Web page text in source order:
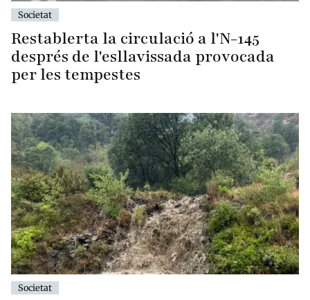
Societat
Restablerta la circulació a l'N-145
després de l'esllavissada provocada
per les tempestes
Societat